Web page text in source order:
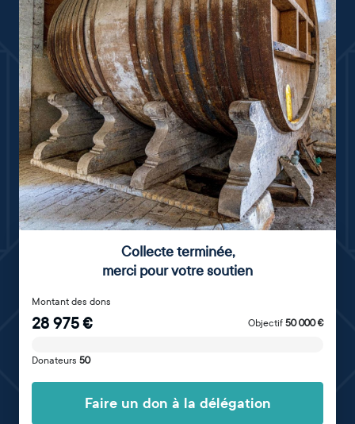
Collecte terminée,
merci pour votre soutien
Montant des dons
28 975€ Objectif 50 000€
Donateurs 50
Faire un don à la délégation